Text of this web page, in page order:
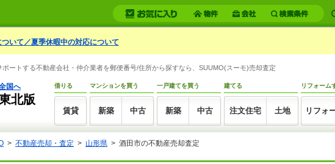
いて／夏季休暇中の対応について
ートする不動産会社・仲介業者を郵便番号/住所から探すなら、SUUMO(スーモ)売却査定
国へ
北版
借りる
賃貸
マンションを買う
新築 中古
一戸建てを買う
新築 中古
建てる
注文住宅 土地
リフォーム
リフォ
不動産売却・査定 山形県 酒田市の不動産売却査定